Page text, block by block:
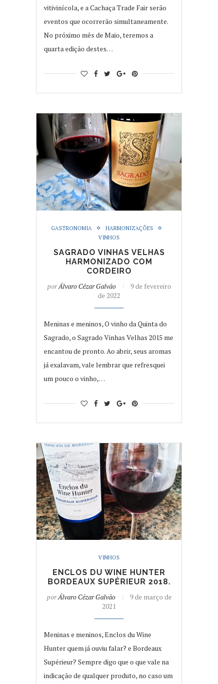
vitivinícola, e a Cachaça Trade Fair serão
eventos que ocorrerão simultaneamente.
No próximo mês de Maio, teremos a
quarta edição destes…
GASTRONOMIA
HARMONIZAÇÕES
VINHOS
SAGRADO VINHAS VELHAS
HARMONIZADO COM
CORDEIRO
porÁlvaro Cézar Galvão
9 de fevereiro
de 2022
Meninas e meninos, O vinho da Quinta do
Sagrado, o Sagrado Vinhas Velhas 2015 me
encantou de pronto. Ao abrir, seus aromas
já exalavam, vale lembrar que refresquei
um pouco o vinho,…
VINHOS
ENCLOS DU WINE HUNTER
BORDEAUX SUPÉRIEUR 2018.
porÁlvaro Cézar Galvão
9 de março de
2021
Meninas e meninos, Enclos du Wine
Hunter quem já ouviu falar? e Bordeaux
Supérieur? Sempre digo que o que vale na
indicação de qualquer produto, no caso um